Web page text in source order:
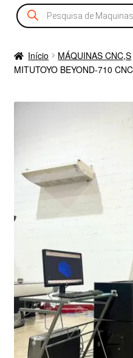
CADASTRO
Pesquisar
produtos
Início MÁQUINAS CNC,S
MITUTOYO BEYOND-710 CNC